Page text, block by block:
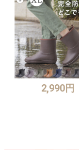
2,990円